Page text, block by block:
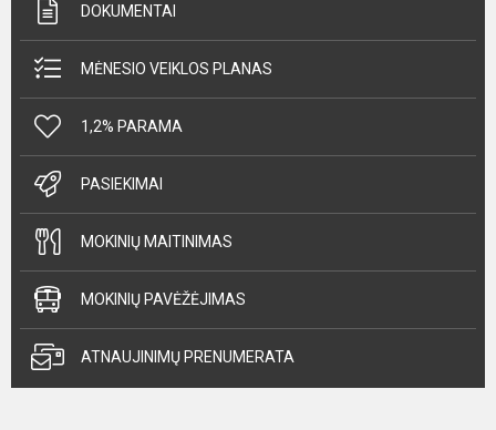
DOKUMENTAI
MĖNESIO VEIKLOS PLANAS
1,2% PARAMA
PASIEKIMAI
MOKINIŲ MAITINIMAS
MOKINIŲ PAVĖŽĖJIMAS
ATNAUJINIMŲ PRENUMERATA